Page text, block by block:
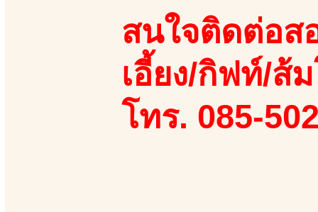
สนใจติดต่อส
เอี้ยง/กิฟท์/ส้
โทร. 085-